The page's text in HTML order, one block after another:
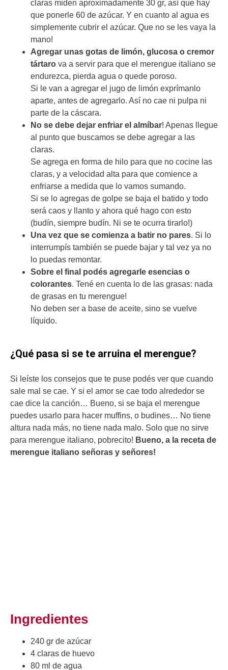
claras miden aproximadamente 30 gr, así que hay
que ponerle 60 de azúcar. Y en cuanto al agua es
simplemente cubrir el azúcar. Que no se les vaya la
mano!
Agregar unas gotas de limón, glucosa o cremor
tártaro va a servir para que el merengue italiano se
endurezca, pierda agua o quede poroso.
Si le van a agregar el jugo de limón exprímanlo
aparte, antes de agregarlo. Así no cae ni pulpa ni
parte de la cáscara.
No se debe dejar enfriar el almíbar! Apenas llegue
al punto que buscamos se debe agregar a las
claras.
Se agrega en forma de hilo para que no cocine las
claras, y a velocidad alta para que comience a
enfriarse a medida que lo vamos sumando.
Si se lo agregas de golpe se baja el batido y todo
será caos y llanto y ahora qué hago con esto
(budín, siempre budín. Ni se te ocurra tirarlo!)
Una vez que se comienza a batir no pares. Si lo
interrumpís también se puede bajar y tal vez ya no
lo puedas remontar.
Sobre el final podés agregarle esencias o
colorantes. Tené en cuenta lo de las grasas: nada
de grasas en tu merengue!
No deben ser a base de aceite, sino se vuelve
líquido.
¿Qué pasa si se te arruina el merengue?
Si leíste los consejos que te puse podés ver que cuando
sale mal se cae. Y si el amor se cae todo alrededor se
cae dice la canción… Bueno, si se baja el merengue
puedes usarlo para hacer muffins, o budines… No tiene
altura nada más, no tiene nada malo. Solo que no sirve
para merengue italiano, pobrecito! Bueno, a la receta de
merengue italiano señoras y señores!
Ingredientes
240 gr de azúcar
4 claras de huevo
80 ml de agua